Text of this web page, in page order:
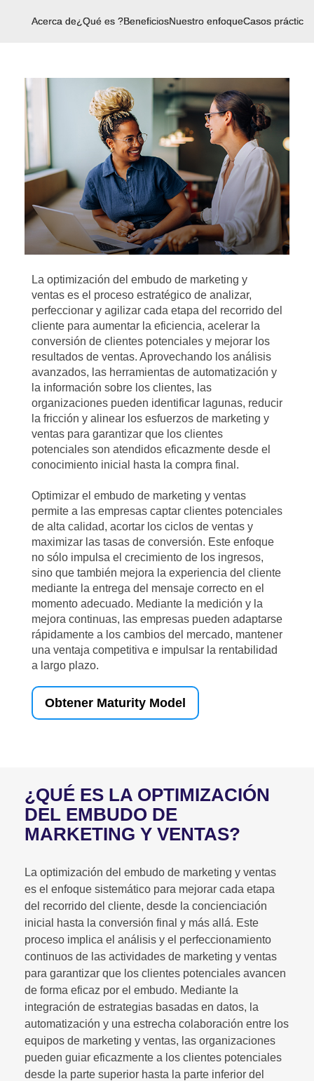
Acerca de¿Qué es ?BeneficiosNuestro enfoqueCasos prácticos
La optimización del embudo de marketing y
ventas es el proceso estratégico de analizar,
perfeccionar y agilizar cada etapa del recorrido del
cliente para aumentar la eficiencia, acelerar la
conversión de clientes potenciales y mejorar los
resultados de ventas. Aprovechando los análisis
avanzados, las herramientas de automatización y
la información sobre los clientes, las
organizaciones pueden identificar lagunas, reducir
la fricción y alinear los esfuerzos de marketing y
ventas para garantizar que los clientes
potenciales son atendidos eficazmente desde el
conocimiento inicial hasta la compra final.
Optimizar el embudo de marketing y ventas
permite a las empresas captar clientes potenciales
de alta calidad, acortar los ciclos de ventas y
maximizar las tasas de conversión. Este enfoque
no sólo impulsa el crecimiento de los ingresos,
sino que también mejora la experiencia del cliente
mediante la entrega del mensaje correcto en el
momento adecuado. Mediante la medición y la
mejora continuas, las empresas pueden adaptarse
rápidamente a los cambios del mercado, mantener
una ventaja competitiva e impulsar la rentabilidad
a largo plazo.
Obtener Maturity Model
¿QUÉ ES LA OPTIMIZACIÓN
DEL EMBUDO DE
MARKETING Y VENTAS?
La optimización del embudo de marketing y ventas
es el enfoque sistemático para mejorar cada etapa
del recorrido del cliente, desde la concienciación
inicial hasta la conversión final y más allá. Este
proceso implica el análisis y el perfeccionamiento
continuos de las actividades de marketing y ventas
para garantizar que los clientes potenciales avancen
de forma eficaz por el embudo. Mediante la
integración de estrategias basadas en datos, la
automatización y una estrecha colaboración entre los
equipos de marketing y ventas, las organizaciones
pueden guiar eficazmente a los clientes potenciales
desde la parte superior hasta la parte inferior del